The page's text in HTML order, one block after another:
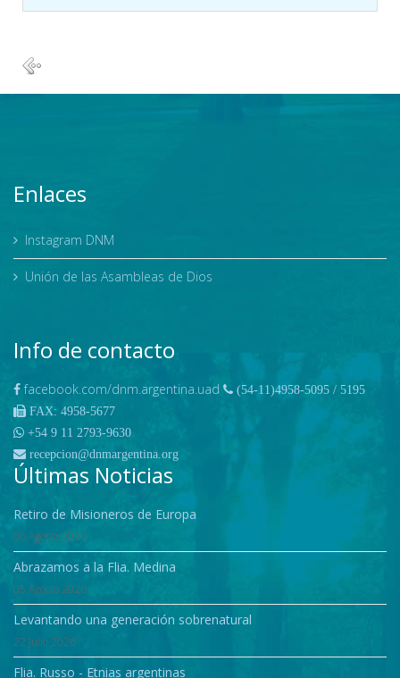
Enlaces
Instagram DNM
Unión de las Asambleas de Dios
Info de contacto
facebook.com/dnm.argentina.uad
(54-11)4958-5095 / 5195
FAX: 4958-5677
+54 9 11 2793-9630
recepcion@dnmargentina.org
Últimas Noticias
Retiro de Misioneros de Europa
06 Agosto 2026
Abrazamos a la Flia. Medina
05 Agosto 2026
Levantando una generación sobrenatural
22 Julio 2026
Flia. Russo - Etnias argentinas